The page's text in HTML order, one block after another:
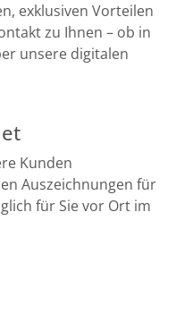
exklusiven Vorteilen
zu Ihnen – ob in
unsere digitalen
Kunden
Auszeichnungen für
für Sie vor Ort im